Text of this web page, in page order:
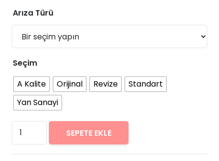
Arıza Türü
Seçim
A Kalite
Orijinal Revize
Standart
Yan Sanayi
Samsung
Galaxy
A7
SEPETE EKLE